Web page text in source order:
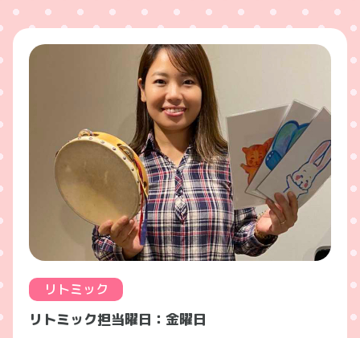
リトミック
リトミック担当曜日：金曜日